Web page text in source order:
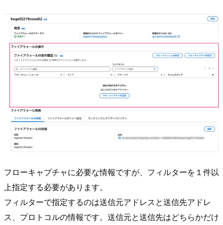
フローキャプチャに必要な情報ですが、フィルターを１件以
上指定する必要があります。
フィルターで指定するのは送信元アドレスと送信先アドレ
ス、プロトコルの情報です。送信元と送信先はどちらかだけ